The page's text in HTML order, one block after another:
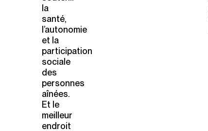
la
santé,
l’autonomie
et la
participation
sociale
des
personnes
aînées.
Et le
meilleur
endroit